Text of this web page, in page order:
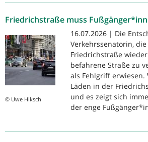
Friedrichstraße muss
© Uwe Hiksch
16.07.2026 | Die
Verkehrssenatorin,
Friedrichstraße
befahrene Straße zu
als Fehlgriff erwiesen.
Läden in der
und es zeigt sich
der enge